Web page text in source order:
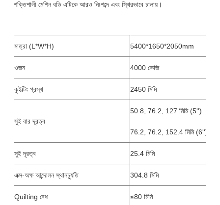
শক্তিশালী মেশিন বডি এটিকে আরও নিঃশব্দে এবং স্থিরভাবে চালায়।
মাত্রা (L*W*H) 5400*1650*2050mm
ওজন 4000 কেজি
কুইল্টিং প্রস্থ 2450 মিমি
সুই বার দূরত্ব
50.8, 76.2, 127 মিমি (5'')
76.2, 76.2, 152.4 মিমি (6'')
সুই দূরত্ব 25.4 মিমি
এক্স-অক্ষ আন্দোলন স্থানচ্যুতি 304.8 মিমি
Quilting বেধ ≤80 মিমি